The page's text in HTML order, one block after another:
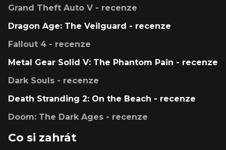
Grand Theft Auto V - recenze
Dragon Age: The Veilguard - recenze
Fallout 4 - recenze
Metal Gear Solid V: The Phantom Pain - recenze
Dark Souls - recenze
Death Stranding 2: On the Beach - recenze
Doom: The Dark Ages - recenze
Co si zahrát